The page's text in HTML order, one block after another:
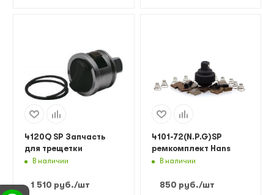
4120Q SP Запчасть
для трещетки
В наличии
1 510 руб./шт
4101-72(N.P.G)SP
ремкомплект Hans
В наличии
850 руб./шт